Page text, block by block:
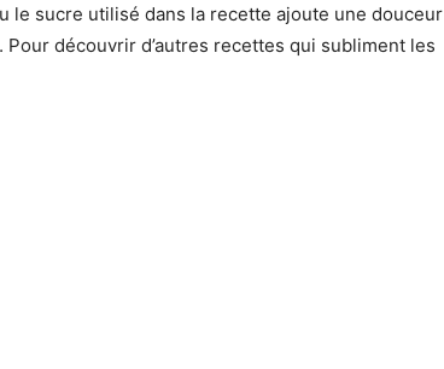
le sucre utilisé dans la recette ajoute une douceur
découvrir d’autres recettes qui subliment les